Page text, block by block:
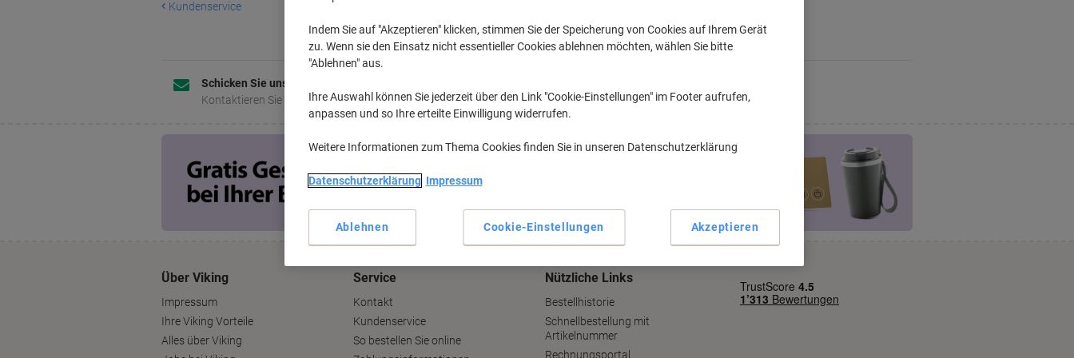
Kundenservice
Schicken Sie uns eine Nachricht
Kontaktieren Sie uns jederzeit
Wochentags von 08:00 - 18:00 Uhr
Über Viking
Impressum
Ihre Viking Vorteile
Alles über Viking
Service
Kontakt
Kundenservice
So bestellen Sie online
Nützliche Links
Bestellhistorie
Schnellbestellung mit
Artikelnummer
Rechnungsportal
Indem Sie auf "Akzeptieren" klicken, stimmen Sie der Speicherung von Cookies auf Ihrem Gerät
zu. Wenn sie den Einsatz nicht essentieller Cookies ablehnen möchten, wählen Sie bitte
"Ablehnen" aus.
Ihre Auswahl können Sie jederzeit über den Link "Cookie-Einstellungen" im Footer aufrufen,
anpassen und so Ihre erteilte Einwilligung widerrufen.
Weitere Informationen zum Thema Cookies finden Sie in unseren Datenschutzerklärung
Datenschutzerklärung Impressum
Cookie-Einstellungen
Ablehnen Akzeptieren